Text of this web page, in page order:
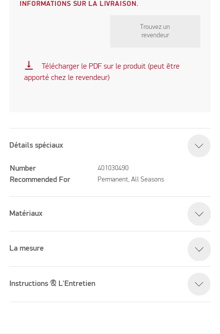
INFORMATIONS SUR LA LIVRAISON.
Trouvez un
revendeur
vertical_align_bottom
Télécharger le PDF sur le produit (peut être
apporté chez le revendeur)
Détails spéciaux
Number 401030490
Recommended For Permanent, All Seasons
Matériaux
La mesure
Instructions & L'Entretien